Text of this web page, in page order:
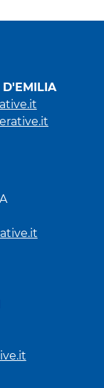
D'EMILIA